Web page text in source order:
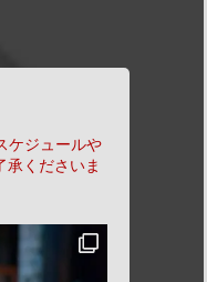
ケジュールや
くださいま